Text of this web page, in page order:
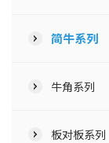
简牛系列
牛角系列
板对板系列